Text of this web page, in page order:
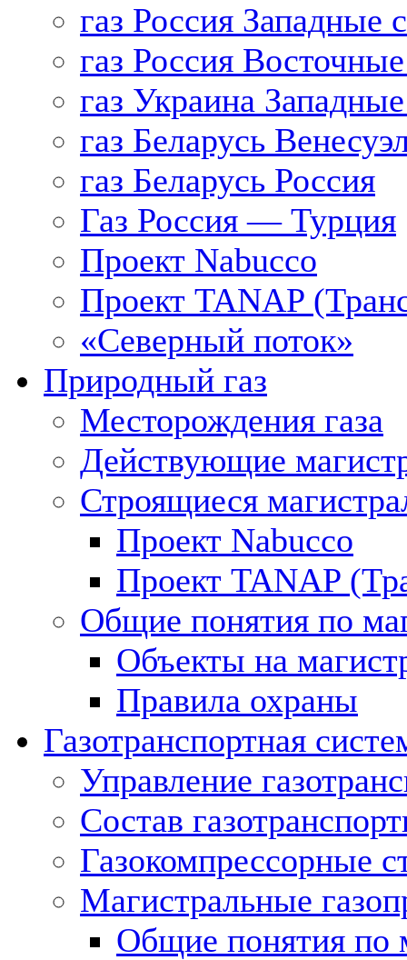
газ Россия Западные
газ Россия
газ Украина
газ Беларусь
газ Беларусь Россия
Газ Россия — Турция
Проект Nabucco
Проект TANAP
«Северный поток»
Природный газ
Месторождения газа
Действующие
Строящиеся
Проект Nabucco
Проект TANAP
Общие понятия по
Объекты на
Правила охраны
Газотранспортная
Управление
Состав
Газокомпрессорные
Магистральные
Общие понятия по